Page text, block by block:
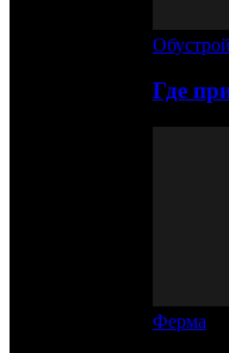
Где
Ферма